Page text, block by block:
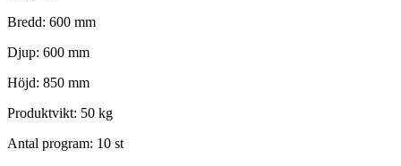
Bredd: 600 mm
Djup: 600 mm
Höjd: 850 mm
Produktvikt: 50 kg
Antal program: 10 st